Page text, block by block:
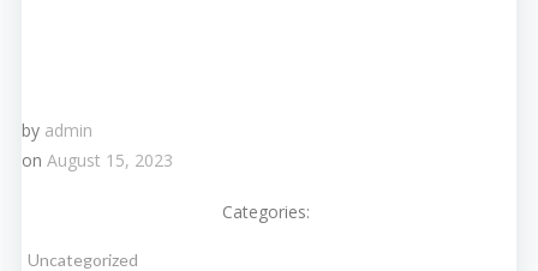
by admin
on August 15, 2023
Categories:
Uncategorized